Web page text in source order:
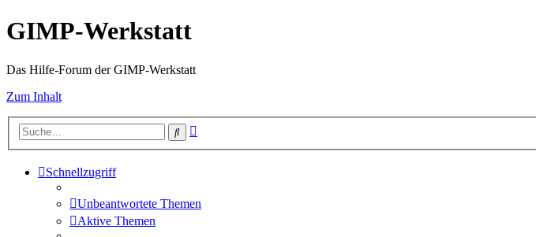
GIMP-Werkstatt
Das Hilfe-Forum der GIMP-Werkstatt
Zum Inhalt
Suche
Schnellzugriff
Unbeantwortete Themen
Aktive Themen